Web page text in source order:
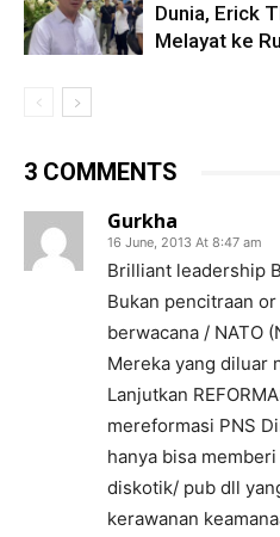
Dunia, Erick
Melayat ke
3 COMMENTS
Gurkha
16 June, 2013 At 8:47 am
Brilliant leadership
Bukan pencitraan
berwacana / NATO
Mereka yang diluar
Lanjutkan
mereformasi PNS
hanya bisa
diskotik/ pub dll
kerawanan